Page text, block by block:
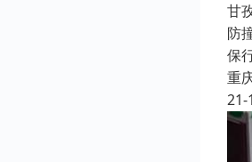
甘
防
保
重
21-